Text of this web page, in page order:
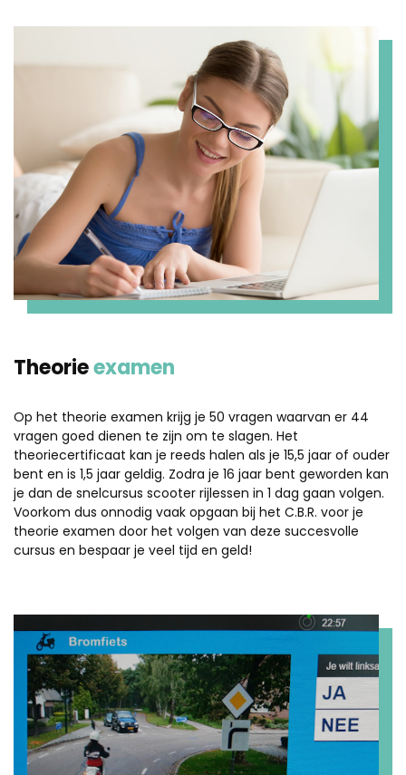
Theorieexamen
Op het theorie examen krijg je 50 vragen waarvan er 44
vragen goed dienen te zijn om te slagen. Het
theoriecertificaat kan je reeds halen als je 15,5 jaar of ouder
bent en is 1,5 jaar geldig. Zodra je 16 jaar bent geworden kan
je dan de snelcursus scooter rijlessen in 1 dag gaan volgen.
Voorkom dus onnodig vaak opgaan bij het C.B.R. voor je
theorie examen door het volgen van deze succesvolle
cursus en bespaar je veel tijd en geld!